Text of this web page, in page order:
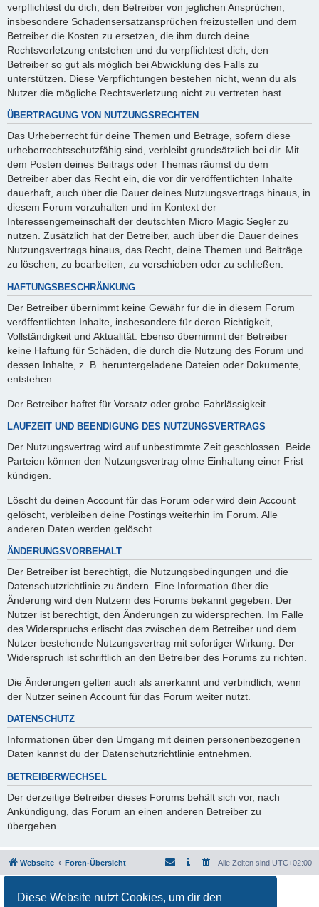
Diese Website nutzt Cookies, um dir den
verpflichtest du dich, den Betreiber von jeglichen Ansprüchen,
insbesondere Schadensersatzansprüchen freizustellen und dem
Betreiber die Kosten zu ersetzen, die ihm durch deine
Rechtsverletzung entstehen und du verpflichtest dich, den
Betreiber so gut als möglich bei Abwicklung des Falls zu
unterstützen. Diese Verpflichtungen bestehen nicht, wenn du als
Nutzer die mögliche Rechtsverletzung nicht zu vertreten hast.
ÜBERTRAGUNG VON NUTZUNGSRECHTEN
Das Urheberrecht für deine Themen und Beträge, sofern diese
urheberrechtsschutzfähig sind, verbleibt grundsätzlich bei dir. Mit
dem Posten deines Beitrags oder Themas räumst du dem
Betreiber aber das Recht ein, die vor dir veröffentlichten Inhalte
dauerhaft, auch über die Dauer deines Nutzungsvertrags hinaus, in
diesem Forum vorzuhalten und im Kontext der
Interessengemeinschaft der deutschten Micro Magic Segler zu
nutzen. Zusätzlich hat der Betreiber, auch über die Dauer deines
Nutzungsvertrags hinaus, das Recht, deine Themen und Beiträge
zu löschen, zu bearbeiten, zu verschieben oder zu schließen.
HAFTUNGSBESCHRÄNKUNG
Der Betreiber übernimmt keine Gewähr für die in diesem Forum
veröffentlichten Inhalte, insbesondere für deren Richtigkeit,
Vollständigkeit und Aktualität. Ebenso übernimmt der Betreiber
keine Haftung für Schäden, die durch die Nutzung des Forum und
dessen Inhalte, z. B. heruntergeladene Dateien oder Dokumente,
entstehen.
Der Betreiber haftet für Vorsatz oder grobe Fahrlässigkeit.
LAUFZEIT UND BEENDIGUNG DES NUTZUNGSVERTRAGS
Der Nutzungsvertrag wird auf unbestimmte Zeit geschlossen. Beide
Parteien können den Nutzungsvertrag ohne Einhaltung einer Frist
kündigen.
Löscht du deinen Account für das Forum oder wird dein Account
gelöscht, verbleiben deine Postings weiterhin im Forum. Alle
anderen Daten werden gelöscht.
ÄNDERUNGSVORBEHALT
Der Betreiber ist berechtigt, die Nutzungsbedingungen und die
Datenschutzrichtlinie zu ändern. Eine Information über die
Änderung wird den Nutzern des Forums bekannt gegeben. Der
Nutzer ist berechtigt, den Änderungen zu widersprechen. Im Falle
des Widerspruchs erlischt das zwischen dem Betreiber und dem
Nutzer bestehende Nutzungsvertrag mit sofortiger Wirkung. Der
Widerspruch ist schriftlich an den Betreiber des Forums zu richten.
Die Änderungen gelten auch als anerkannt und verbindlich, wenn
der Nutzer seinen Account für das Forum weiter nutzt.
DATENSCHUTZ
Informationen über den Umgang mit deinen personenbezogenen
Daten kannst du der Datenschutzrichtlinie entnehmen.
BETREIBERWECHSEL
Der derzeitige Betreiber dieses Forums behält sich vor, nach
Ankündigung, das Forum an einen anderen Betreiber zu
übergeben.
Webseite Foren-Übersicht Alle Zeiten sind UTC+02:00
Deutsche Übersetzung durchphpBB.de